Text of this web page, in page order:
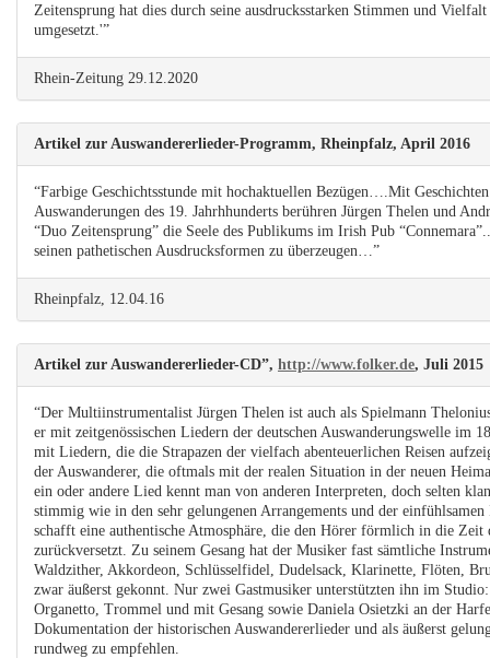
Zeitensprung hat dies durch seine ausdrucksstarken Stimmen und
umgesetzt.'”
Rhein-Zeitung 29.12.2020
Artikel zur Auswandererlieder-Programm, Rheinpfalz, April 2016
“Farbige Geschichtsstunde mit hochaktuellen Bezügen….Mit
Auswanderungen des 19. Jahrhhunderts berühren Jürgen Thelen und
“Duo Zeitensprung” die Seele des Publikums im Irish Pub
seinen pathetischen Ausdrucksformen zu überzeugen…”
Rheinpfalz, 12.04.16
Artikel zur Auswandererlieder-CD”, http://www.folker.de, Juli 2015
“Der Multiinstrumentalist Jürgen Thelen ist auch als Spielmann
er mit zeitgenössischen Liedern der deutschen Auswanderungswelle im
mit Liedern, die die Strapazen der vielfach abenteuerlichen Reisen
der Auswanderer, die oftmals mit der realen Situation in der neuen
ein oder andere Lied kennt man von anderen Interpreten, doch selten
stimmig wie in den sehr gelungenen Arrangements und der
schafft eine authentische Atmosphäre, die den Hörer förmlich in die Zeit
zurückversetzt. Zu seinem Gesang hat der Musiker fast sämtliche
Waldzither, Akkordeon, Schlüsselfidel, Dudelsack, Klarinette, Flöten,
zwar äußerst gekonnt. Nur zwei Gastmusiker unterstützten ihn im
Organetto, Trommel und mit Gesang sowie Daniela Osietzki an der
Dokumentation der historischen Auswandererlieder und als äußerst
rundweg zu empfehlen.